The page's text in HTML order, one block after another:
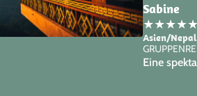
Sabine
★★★★
Asien/Nepal
Eine